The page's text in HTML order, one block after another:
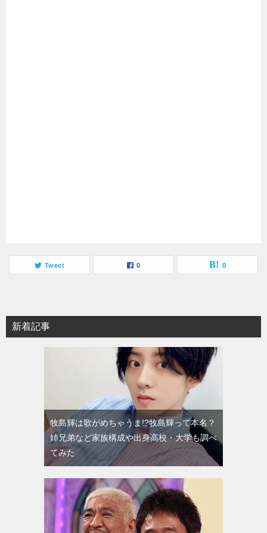
Tweet 0 0
新着記事
牧島輝は歌がめちゃうま!?牧島輝って本名？
姉兄弟など家族構成や出身高校・大学も調べ
てみた